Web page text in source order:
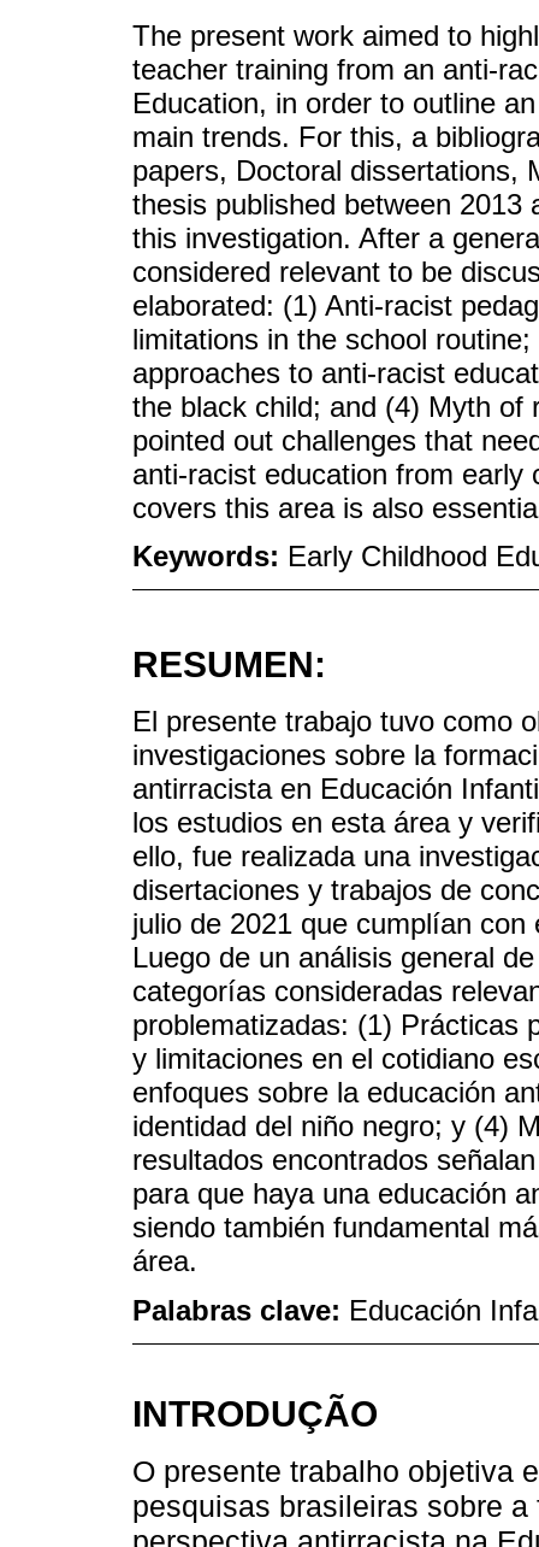
The present work aimed to
teacher training from an anti-
Education, in order to outline
main trends. For this, a
papers, Doctoral dissertations,
thesis published between
this investigation. After a
considered relevant to be
elaborated: (1) Anti-racist
limitations in the school
approaches to anti-racist
the black child; and (4) Myth of
pointed out challenges that
anti-racist education from
covers this area is also
Keywords: Early Childhood
RESUMEN:
El presente trabajo tuvo como
investigaciones sobre la
antirracista en Educación
los estudios en esta área y
ello, fue realizada una
disertaciones y trabajos de
julio de 2021 que cumplían
Luego de un análisis general
categorías consideradas
problematizadas: (1) Prácticas
y limitaciones en el cotidiano
enfoques sobre la educación
identidad del niño negro; y (4)
resultados encontrados
para que haya una educación
siendo también fundamental
área.
Palabras clave: Educación
INTRODUÇÃO
O presente trabalho objetiva
pesquisas brasileiras sobre